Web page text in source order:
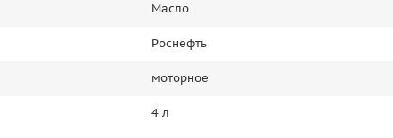
Масло
Роснефть
моторное
4 л